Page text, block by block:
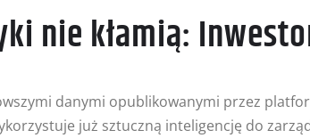
nie kłamią:
danymi opublikowanymi przez
już sztuczną inteligencję do